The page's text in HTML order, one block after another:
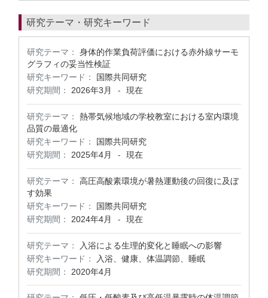
研究テーマ・研究キーワード
研究テーマ：
身体的作業負荷評価における赤外線サーモ
グラフィの妥当性検証
研究キーワード：
国際共同研究
研究期間：
2026年3月 - 現在
研究テーマ：
熱帯気候地域の学校教室における室内環境
品質の最適化
研究キーワード：
国際共同研究
研究期間：
2025年4月 - 現在
研究テーマ：
高圧高酸素環境が暑熱運動後の回復に及ぼ
す効果
研究キーワード：
国際共同研究
研究期間：
2024年4月 - 現在
研究テーマ：
入浴による生理的変化と睡眠への影響
研究キーワード：
入浴、健康、体温調節、睡眠
研究期間：
2020年4月